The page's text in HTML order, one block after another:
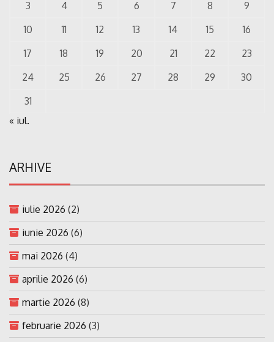
3
4 5 6 7 8
9
10
11 12 13 14 15
16
17
18 19 20 21 22
23
24
25 26 27 28 29
30
31
« iul.
ARHIVE
iulie 2026 (2)
iunie 2026 (6)
mai 2026 (4)
aprilie 2026 (6)
martie 2026 (8)
februarie 2026 (3)